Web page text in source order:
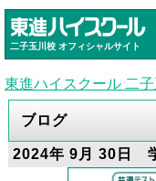
二子玉川校 オフィシャルサイト
東進ハイスクール 二
ブログ
2024年 9月 30日